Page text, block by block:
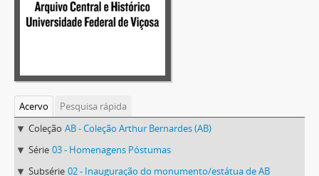
Acervo
Pesquisa rápida
Coleção AB - Coleção Arthur Bernardes (AB)
Série 03 - Homenagens Póstumas
Subsérie 02 - Inauguração do monumento/estátua de AB